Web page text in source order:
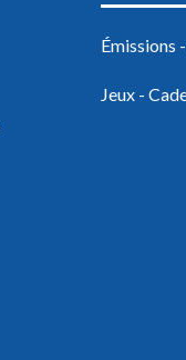
Émissions
Jeux -